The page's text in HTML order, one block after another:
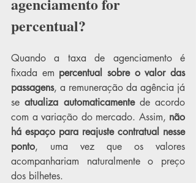
percentual?
Quando a taxa de agenciamento é
fixada em percentual sobre o valor das
passagens, a remuneração da agência já
se atualiza automaticamente de acordo
com a variação do mercado. Assim, não
há espaço para reajuste contratual nesse
ponto, uma vez que os valores
acompanhariam naturalmente o preço
dos bilhetes.